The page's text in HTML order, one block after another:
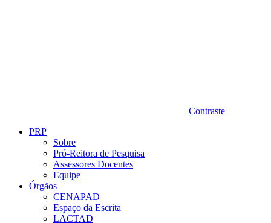
Contraste
PRP
Sobre
Pró-Reitora de Pesquisa
Assessores Docentes
Equipe
Órgãos
CENAPAD
Espaço da Escrita
LACTAD